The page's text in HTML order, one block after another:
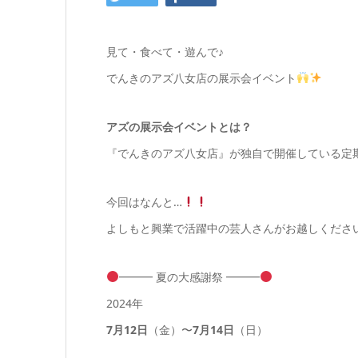
見て・食べて・遊んで♪
でんきのアズ八女店の展示会イベント
アズの展示会イベントとは？
『でんきのアズ八女店』が独自で開催している定
今回はなんと…
よしもと興業で活躍中の芸人さんがお越しくださ
━━━ 夏の大感謝祭 ━━━
2024年
7月12日 （金）〜7月14日 （日）